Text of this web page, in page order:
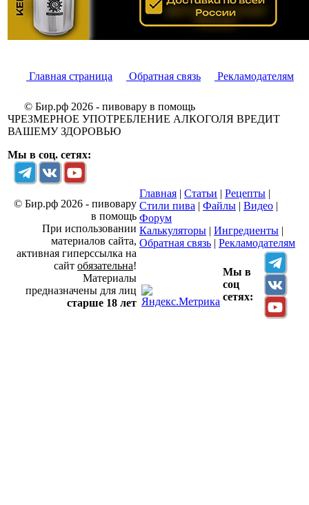
Главная страница Обратная связь Рекламодателям
© Бир.рф 2026 - пивовару в помощь
ЧРЕЗМЕРНОЕ УПОТРЕБЛЕНИЕ АЛКОГОЛЯ ВРЕДИТ
ВАШЕМУ ЗДОРОВЬЮ
Мы в соц. сетях:
© Бир.рф 2026 - пивовару
в помощь
При использовании
материалов сайта,
активная гиперссылка на
сайт обязательна!
Материалы
предназначены для лиц
старше 18 лет
Главная | Статьи | Рецепты |
Стили пива | Файлы | Видео |
Форум
Калькуляторы | Ингредиенты |
Обратная связь | Рекламодателям
Мы в
соц
сетях: